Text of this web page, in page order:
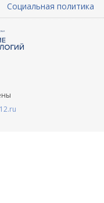
Социальная политика